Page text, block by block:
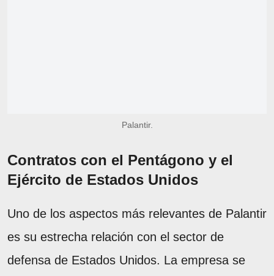
Palantir.
Contratos con el Pentágono y el
Ejército de Estados Unidos
Uno de los aspectos más relevantes de Palantir
es su estrecha relación con el sector de
defensa de Estados Unidos. La empresa se